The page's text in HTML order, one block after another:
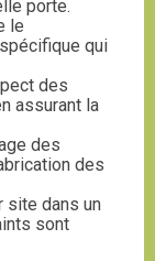
porte.
le
qui
des
assurant la
des
des
site dans un
sont